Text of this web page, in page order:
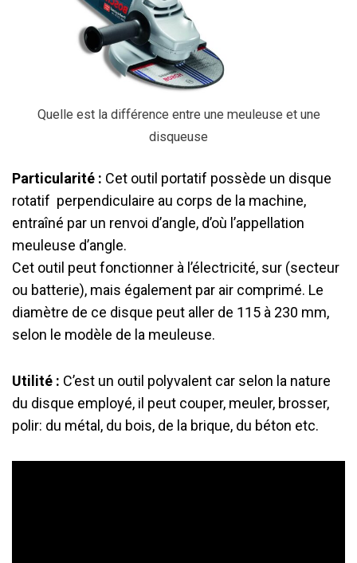
Quelle est la différence entre une meuleuse et une
disqueuse
Particularité : Cet outil portatif possède un disque
rotatif perpendiculaire au corps de la machine,
entraîné par un renvoi d’angle, d’où l’appellation
meuleuse d’angle.
Cet outil peut fonctionner à l’électricité, sur (secteur
ou batterie), mais également par air comprimé. Le
diamètre de ce disque peut aller de 115 à 230 mm,
selon le modèle de la meuleuse.
Utilité : C’est un outil polyvalent car selon la nature
du disque employé, il peut couper, meuler, brosser,
polir: du métal, du bois, de la brique, du béton etc.